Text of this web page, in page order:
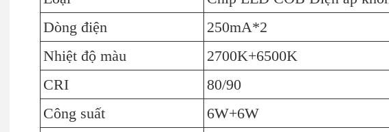
Dòng điện
250mA*2
Nhiệt độ màu
2700K+6500K
CRI
80/90
Công suất
6W+6W